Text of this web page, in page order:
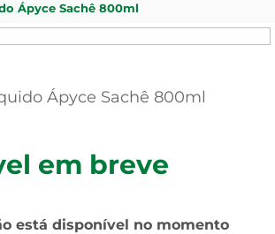
Ápyce Sachê 800ml
Ápyce Sachê 800ml
em breve
está disponível no momento